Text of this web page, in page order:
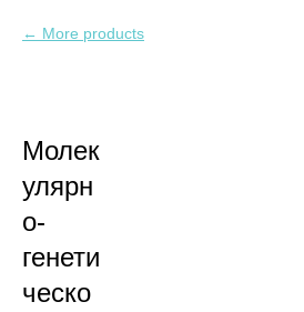
More products
Молек
улярн
о-
генети
ческо